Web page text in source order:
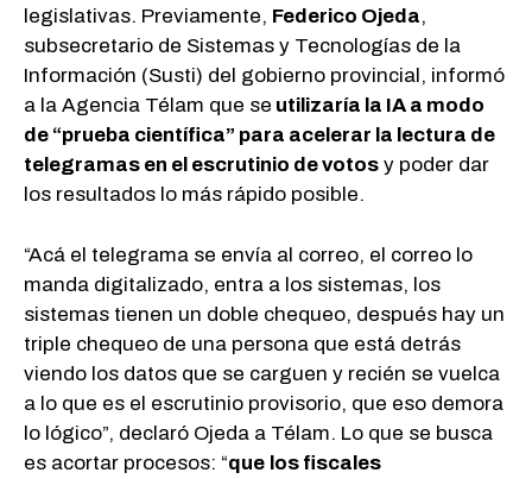
legislativas. Previamente, Federico Ojeda,
subsecretario de Sistemas y Tecnologías de la
Información (Susti) del gobierno provincial, informó
a la Agencia Télam que se utilizaría la IA a modo
de “prueba científica” para acelerar la lectura de
telegramas en el escrutinio de votos y poder dar
los resultados lo más rápido posible.
“Acá el telegrama se envía al correo, el correo lo
manda digitalizado, entra a los sistemas, los
sistemas tienen un doble chequeo, después hay un
triple chequeo de una persona que está detrás
viendo los datos que se carguen y recién se vuelca
a lo que es el escrutinio provisorio, que eso demora
lo lógico”, declaró Ojeda a Télam. Lo que se busca
es acortar procesos: “que los fiscales